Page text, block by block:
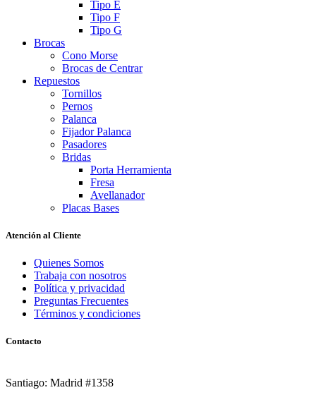
Tipo E
Tipo F
Tipo G
Brocas
Cono Morse
Brocas de Centrar
Repuestos
Tornillos
Pernos
Palanca
Fijador Palanca
Pasadores
Bridas
Porta Herramienta
Fresa
Avellanador
Placas Bases
Atención al Cliente
Quienes Somos
Trabaja con nosotros
Política y privacidad
Preguntas Frecuentes
Términos y condiciones
Contacto
Santiago: Madrid #1358